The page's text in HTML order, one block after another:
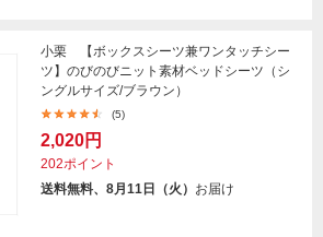
小栗 【ボックスシーツ兼ワンタッチシー
ツ】のびのびニット素材ベッドシーツ（シ
ングルサイズ/ブラウン）
(5)
2,020円
202ポイント
送料無料、8月11日（火） お届け